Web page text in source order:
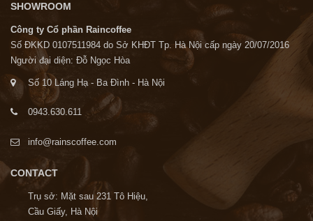
SHOWROOM
Công ty Cổ phần Raincoffee
Số ĐKKD 0107511984 do Sở KHĐT Tp. Hà Nội cấp ngày 20/07/2016
Người đại diện: Đỗ Ngọc Hòa
Số 10 Láng Hạ - Ba Đình - Hà Nội
0943.630.611
info@rainscoffee.com
CONTACT
Trụ sở: Mặt sau 231 Tô Hiệu,
Cầu Giấy, Hà Nội